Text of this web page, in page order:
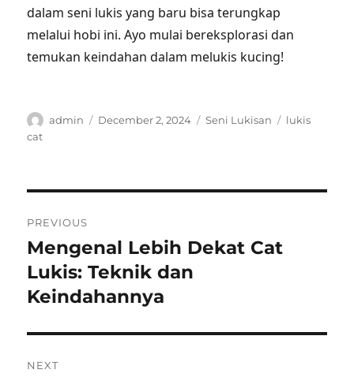
dalam seni lukis yang baru bisa terungkap
melalui hobi ini. Ayo mulai bereksplorasi dan
temukan keindahan dalam melukis kucing!
Author
admin
Posted
December 2, 2024 Categories
Seni Lukisan Tags
lukis
cat
navigation
PREVIOUS
Previous
post:
Mengenal Lebih Dekat Cat
Lukis: Teknik dan
Keindahannya
NEXT